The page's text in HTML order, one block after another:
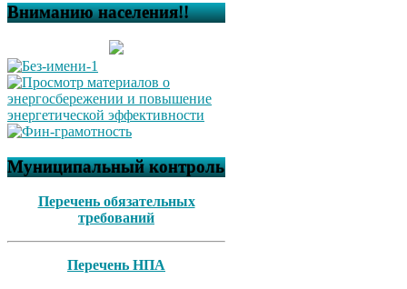
Вниманию населения!!
Муниципальный контроль
Перечень обязательных
требований
Перечень НПА